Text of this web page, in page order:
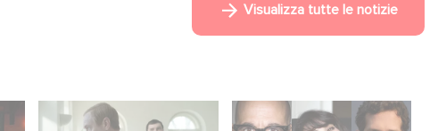
Visualizza tutte le notizie
Between power,
Le riprese di